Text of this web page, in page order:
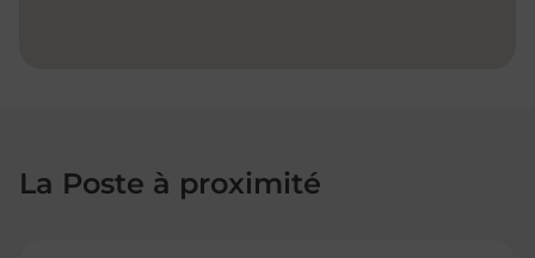
La Poste à proximité